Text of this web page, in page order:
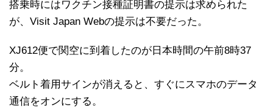
搭乗時にはワクチン接種証明書の提示は求められた
が、Visit Japan Webの提示は不要だった。
XJ612便で関空に到着したのが日本時間の午前8時37
分。
ベルト着用サインが消えると、すぐにスマホのデータ
通信をオンにする。